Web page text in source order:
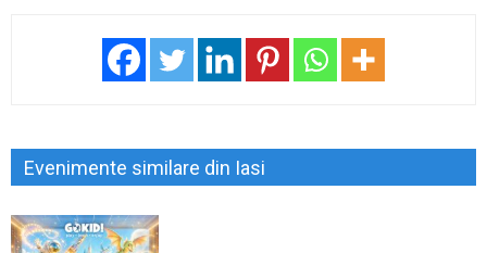
Evenimente similare din Iasi